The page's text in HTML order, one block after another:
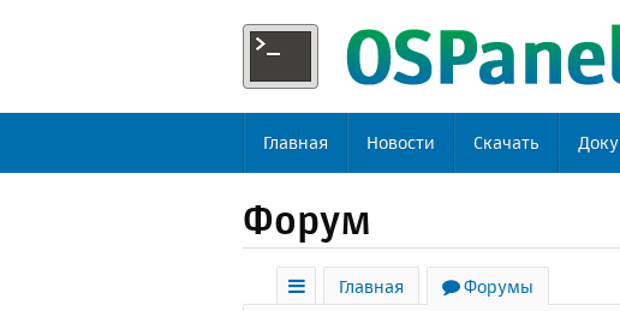
Главная Новости Скачать
Форум
Главная
Форумы